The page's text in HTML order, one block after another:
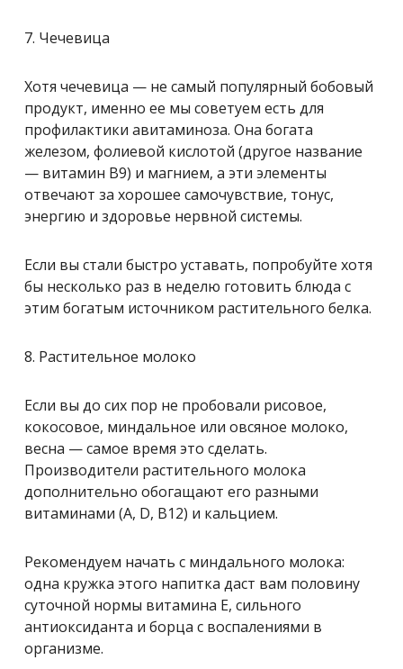
7. Чечевица
Хотя чечевица — не самый популярный бобовый
продукт, именно ее мы советуем есть для
профилактики авитаминоза. Она богата
железом, фолиевой кислотой (другое название
— витамин В9) и магнием, а эти элементы
отвечают за хорошее самочувствие, тонус,
энергию и здоровье нервной системы.
Если вы стали быстро уставать, попробуйте хотя
бы несколько раз в неделю готовить блюда с
этим богатым источником растительного белка.
8. Растительное молоко
Если вы до сих пор не пробовали рисовое,
кокосовое, миндальное или овсяное молоко,
весна — самое время это сделать.
Производители растительного молока
дополнительно обогащают его разными
витаминами (А, D, В12) и кальцием.
Рекомендуем начать с миндального молока:
одна кружка этого напитка даст вам половину
суточной нормы витамина Е, сильного
антиоксиданта и борца с воспалениями в
организме.